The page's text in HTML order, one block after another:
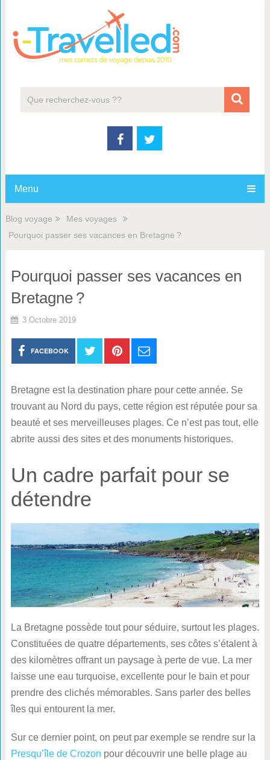
Menu
Blog voyage
Mes voyages
Pourquoi passer ses vacances en Bretagne ?
Pourquoi passer ses vacances en
Bretagne ?
3 Octobre 2019
FACEBOOK
Bretagne est la destination phare pour cette année. Se
trouvant au Nord du pays, cette région est réputée pour sa
beauté et ses merveilleuses plages. Ce n’est pas tout, elle
abrite aussi des sites et des monuments historiques.
Un cadre parfait pour se
détendre
La Bretagne possède tout pour séduire, surtout les plages.
Constituées de quatre départements, ses côtes s’étalent à
des kilomètres offrant un paysage à perte de vue. La mer
laisse une eau turquoise, excellente pour le bain et pour
prendre des clichés mémorables. Sans parler des belles
îles qui entourent la mer.
Sur ce dernier point, on peut par exemple se rendre sur la
Presqu’île de Crozon pour découvrir une belle plage au